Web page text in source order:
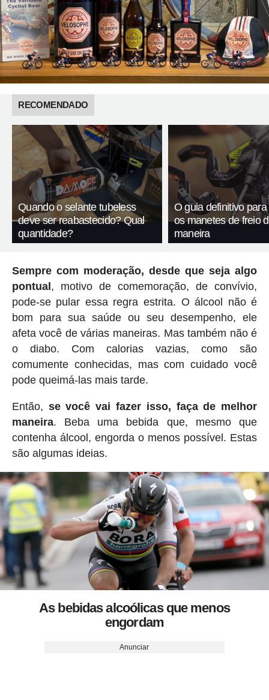
RECOMENDADO
Quando o selante tubeless
deve ser reabastecido? Qual
quantidade?
O guia definitivo
os manetes de freio
maneira
Sempre com moderação, desde que seja algo
pontual , motivo de comemoração, de convívio,
pode-se pular essa regra estrita. O álcool não é
bom para sua saúde ou seu desempenho, ele
afeta você de várias maneiras. Mas também não é
o diabo. Com calorias vazias, como são
comumente conhecidas, mas com cuidado você
pode queimá-las mais tarde.
Então, se você vai fazer isso, faça de melhor
maneira. Beba uma bebida que, mesmo que
contenha álcool, engorda o menos possível. Estas
são algumas ideias.
As bebidas alcoólicas que menos
engordam
Anunciar